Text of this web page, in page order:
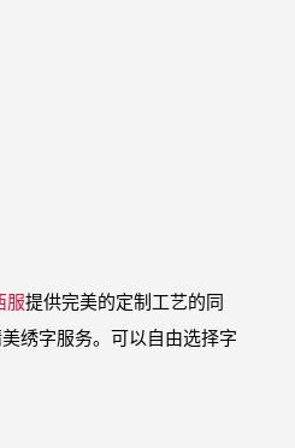
服提供完美的定制工艺的同
绣字服务。可以自由选择字